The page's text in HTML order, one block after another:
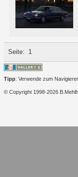
Seite: 1
Tipp: Verwende zum
© Copyright 1998-2026